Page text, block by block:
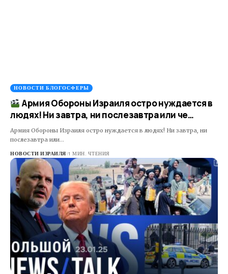
НОВОСТИ БЛОГОСФЕРЫ
Армия Обороны Израиля остро нуждается в
людях! Ни завтра, ни послезавтра или че…
Армия Обороны Израиля остро нуждается в людях! Ни завтра, ни
послезавтра или…
НОВОСТИ ИЗРАИЛЯ 1 МИН. ЧТЕНИЯ